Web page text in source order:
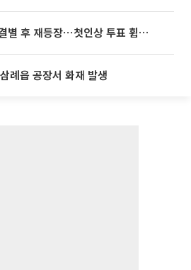
‘나솔사계’ 국화, 결별 후 재등장⋯첫인상 투표 휩쓸고 ‘인기녀’ 등극
례읍 공장서 화재 발생